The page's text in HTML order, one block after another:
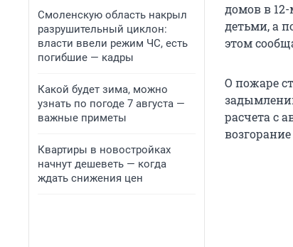
Смоленскую область накрыл
разрушительный циклон:
власти ввели режим ЧС, есть
погибшие — кадры
Какой будет зима, можно
узнать по погоде 7 августа —
важные приметы
Квартиры в новостройках
начнут дешеветь — когда
ждать снижения цен
домов в
детьми, а
этом
О пожаре
расчета с